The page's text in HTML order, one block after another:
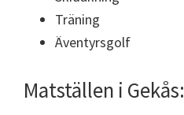
Träning
Äventyrsgolf
Matställen i Gekås: